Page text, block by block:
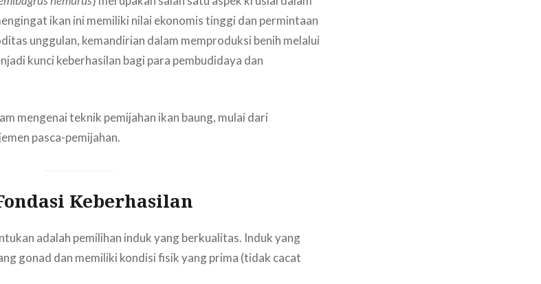
ikan ini memiliki nilai ekonomis tinggi dan permintaan
unggulan, kemandirian dalam memproduksi benih melalui
kunci keberhasilan bagi para pembudidaya dan
mengenai teknik pemijahan ikan baung, mulai dari
pasca-pemijahan.
Keberhasilan
adalah pemilihan induk yang berkualitas. Induk yang
gonad dan memiliki kondisi fisik yang prima (tidak cacat